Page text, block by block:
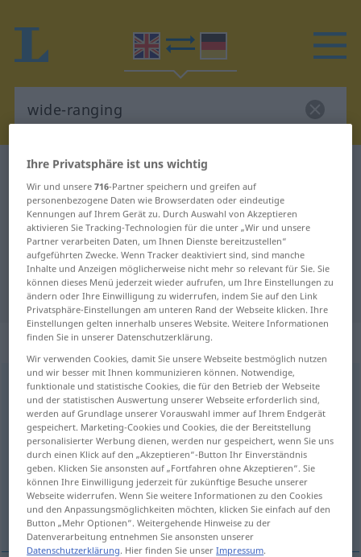
Englisch-Deutsch Wörterbuch
Englisch-Deutsch Übersetzung für
"wide-ranging"
"wide-ranging" Deutsch
Übersetzung
„wide-ranging“: adjective
wide-rangingadj
Übersicht aller Übersetzungen
(Für mehr Details die Übersetzung anklicken/antippen)
weitreichend umfassend
breit gefächert
Ihre Privatsphäre ist uns wichtig
Wir und unsere716-Partner speichern und greifen auf
personenbezogene Daten wie Browserdaten oder eindeutige
Kennungen auf Ihrem Gerät zu. Durch Auswahl von Akzeptieren
aktivieren Sie Tracking-Technologien für die unter „Wir und unsere
Partner verarbeiten Daten, um Ihnen Dienste bereitzustellen“
aufgeführten Zwecke. Wenn Tracker deaktiviert sind, sind manche
Inhalte und Anzeigen möglicherweise nicht mehr so relevant für Sie. Sie
können dieses Menü jederzeit wieder aufrufen, um Ihre Einstellungen zu
ändern oder Ihre Einwilligung zu widerrufen, indem Sie auf den Link
Privatsphäre-Einstellungen am unteren Rand der Webseite klicken. Ihre
Einstellungen gelten innerhalb unseres Website. Weitere Informationen
finden Sie in unserer Datenschutzerklärung.
Wir verwenden Cookies, damit Sie unsere Webseite bestmöglich nutzen
und wir besser mit Ihnen kommunizieren können. Notwendige,
funktionale und statistische Cookies, die für den Betrieb der Webseite
und der statistischen Auswertung unserer Webseite erforderlich sind,
werden auf Grundlage unserer Vorauswahl immer auf Ihrem Endgerät
gespeichert. Marketing-Cookies und Cookies, die der Bereitstellung
personalisierter Werbung dienen, werden nur gespeichert, wenn Sie uns
durch einen Klick auf den „Akzeptieren“-Button Ihr Einverständnis
geben. Klicken Sie ansonsten auf „Fortfahren ohne Akzeptieren“. Sie
können Ihre Einwilligung jederzeit für zukünftige Besuche unserer
Webseite widerrufen. Wenn Sie weitere Informationen zu den Cookies
und den Anpassungsmöglichkeiten möchten, klicken Sie einfach auf den
Button „Mehr Optionen“. Weitergehende Hinweise zu der
Datenverarbeitung entnehmen Sie ansonsten unserer
Datenschutzerklärung. Hier finden Sie unserImpressum.